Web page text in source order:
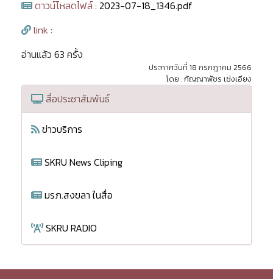
ดาวน์โหลดไฟล์ : 2023-07-18_1346.pdf
link :
อ่านแล้ว 63 ครั้ง
ประกาศวันที่ 18 กรกฎาคม 2566
โดย : กัญญาพัชร เซ่งเอียง
สื่อประชาสัมพันธ์
ข่าวบริการ
SKRU News Cliping
มรภ.สงขลา ในสื่อ
SKRU RADIO